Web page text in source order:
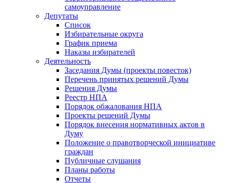
самоуправление
Депутаты
Список
Избирательные округа
График приема
Наказы избирателей
Деятельность
Заседания Думы (проекты повесток)
Перечень принятых решений Думы
Решения Думы
Реестр НПА
Порядок обжалования НПА
Проекты решений Думы
Порядок внесения нормативных актов в
Думу
Положение о правотворческой инициативе
граждан
Публичные слушания
Планы работы
Отчеты